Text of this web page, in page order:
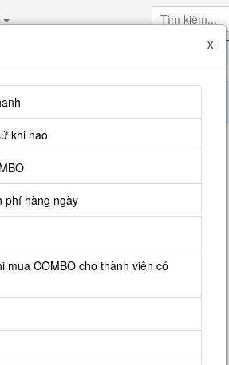
TA CỐ GẮNG
combo tìm giá
X
khi nào
phí hàng ngày
mua COMBO cho thành viên có